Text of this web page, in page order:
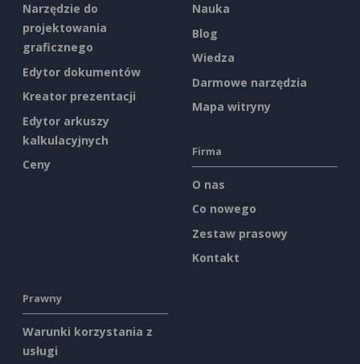
Narzędzie do
projektowania
graficznego
Edytor dokumentów
Kreator prezentacji
Edytor arkuszy
kalkulacyjnych
Ceny
Nauka
Blog
Wiedza
Darmowe narzędzia
Mapa witryny
Firma
O nas
Co nowego
Zestaw prasowy
Kontakt
Prawny
Warunki korzystania z
usługi